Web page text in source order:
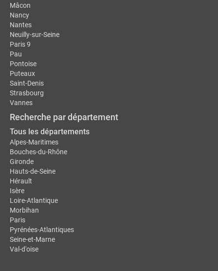
Mâcon
Nancy
Nantes
Neuilly-sur-Seine
Paris 9
Pau
Pontoise
Puteaux
Saint-Denis
Strasbourg
Vannes
Recherche par département
Tous les départements
Alpes-Maritimes
Bouches-du-Rhône
Gironde
Hauts-de-Seine
Hérault
Isère
Loire-Atlantique
Morbihan
Paris
Pyrénées-Atlantiques
Seine-et-Marne
Val-d'oise